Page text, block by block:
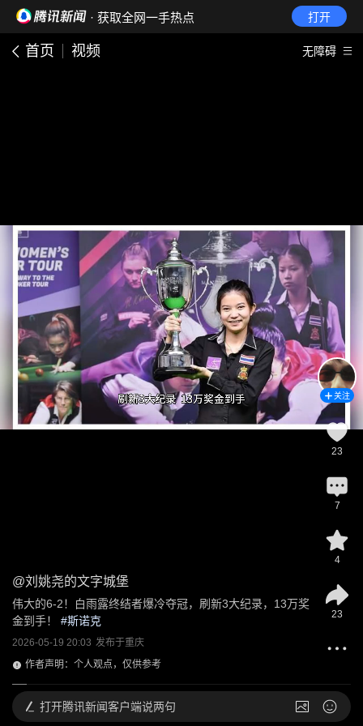
· 获取全网一手热点 打开
首页 视频 无障碍
@刘姚尧的文字城堡
伟大的6-2！白雨露终结者爆冷夺冠，刷新3大纪录，13万奖
金到手！
#斯诺克
2026-05-19 20:03 发布于重庆
作者声明：个人观点，仅供参考
关注
23
7
4
23
打开腾讯新闻客户端说两句